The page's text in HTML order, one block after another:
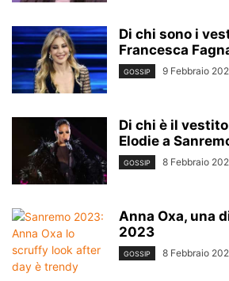
Di chi sono i
Francesca
GOSSIP 9 Febbraio
Di chi è il
Elodie a
GOSSIP 8 Febbraio
Anna Oxa, una
2023
GOSSIP 8 Febbraio